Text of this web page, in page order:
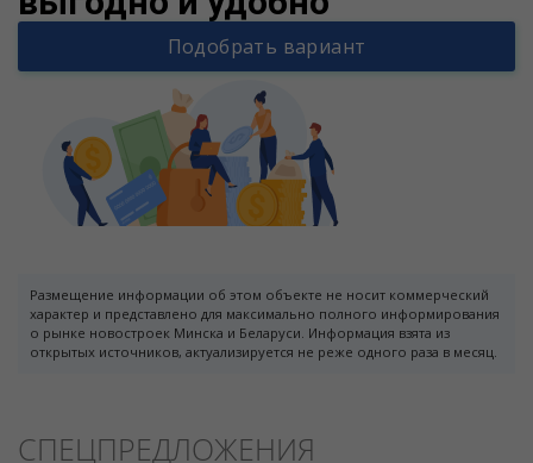
Подобрать вариант
Размещение информации об этом объекте не носит коммерческий
характер и представлено для максимально полного информирования
о рынке новостроек Минска и Беларуси. Информация взята из
открытых источников, актуализируется не реже одного раза в месяц.
СПЕЦПРЕДЛОЖЕНИЯ